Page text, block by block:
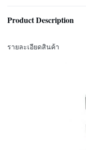
Product Description
รายละเอียดสินค้า